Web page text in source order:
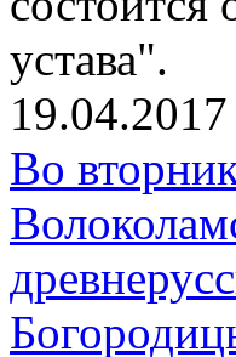
устава".
19.04.2017
Во